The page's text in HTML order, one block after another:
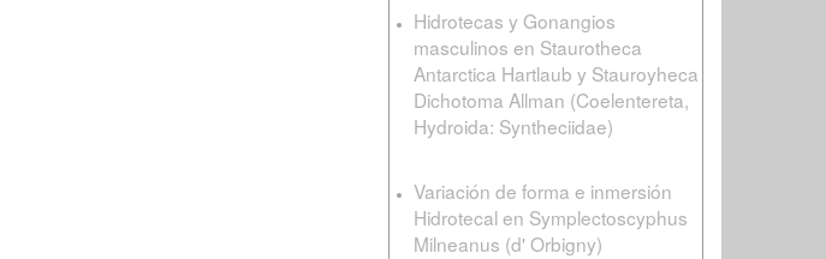
Hidrotecas y Gonangios
masculinos en Staurotheca
Antarctica Hartlaub y Stauroyheca
Dichotoma Allman (Coelentereta,
Hydroida: Syntheciidae)
Variación de forma e inmersión
Hidrotecal en Symplectoscyphus
Milneanus (d' Orbigny)